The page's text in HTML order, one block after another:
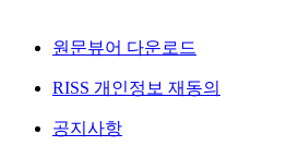
원문뷰어 다운로드
RISS 개인정보 재동의
공지사항